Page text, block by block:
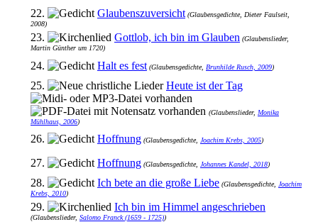
22. Glaubenszuversicht (Glaubensgedichte, Dieter Faulseit,
2008)
23. Gottlob, ich bin im Glauben (Glaubenslieder,
Martin Günther um 1720)
24. Halt es fest (Glaubensgedichte, Brunhilde Rusch, 2009)
25. Heute ist der Tag
(Glaubenslieder, Monika
Mühlhaus, 2006)
26. Hoffnung (Glaubensgedichte, Joachim Krebs, 2005)
27. Hoffnung (Glaubensgedichte, Johannes Kandel, 2018)
28. Ich bete an die große Liebe (Glaubensgedichte,
Joachim
Krebs, 2010)
29. Ich bin im Himmel angeschrieben
(Glaubenslieder, Salomo Franck (1659 - 1725))